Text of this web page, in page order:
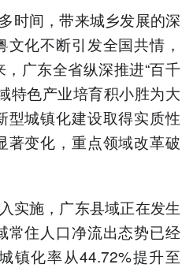
时间，带来城乡发展的深
化不断引发全国共情，
广东全省纵深推进“百千
特色产业培育积小胜为大
型城镇化建设取得实质性
著变化，重点领域改革破
实施，广东县域正在发生
常住人口净流出态势已经
镇化率从44.72%提升至